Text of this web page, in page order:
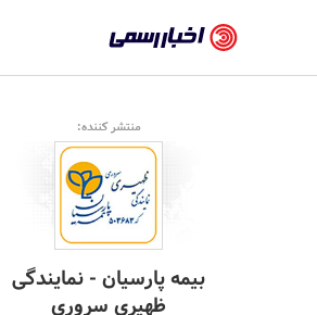
رسمی
-
اخبار
تایید
شده
شرکت‌ها،
سازمان‌ها
منتشر کننده:
بیمه پارسیان - نمایندگی
ظهیری سروری